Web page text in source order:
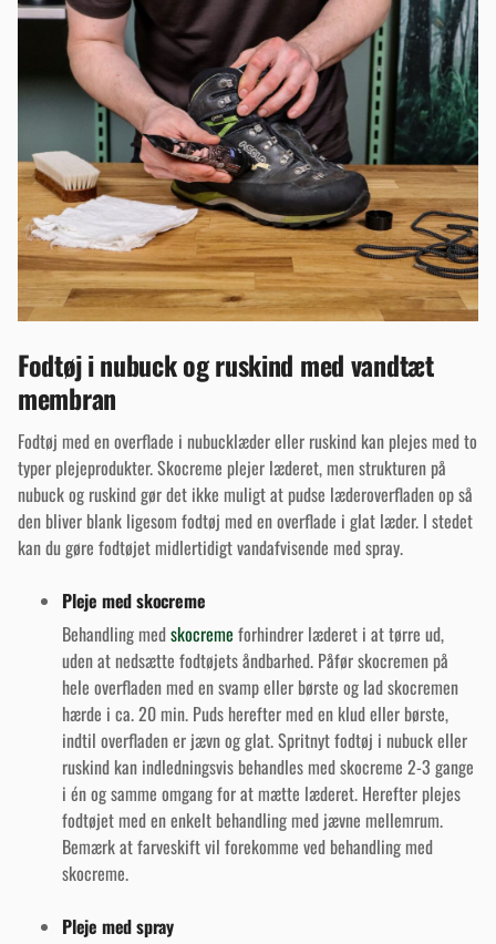
Fodtøj i nubuck og ruskind med vandtæt
membran
Fodtøj med en overflade i nubucklæder eller ruskind kan plejes med to
typer plejeprodukter. Skocreme plejer læderet, men strukturen på
nubuck og ruskind gør det ikke muligt at pudse læderoverfladen op så
den bliver blank ligesom fodtøj med en overflade i glat læder. I stedet
kan du gøre fodtøjet midlertidigt vandafvisende med spray.
Pleje med skocreme
Behandling medskocreme forhindrer læderet i at tørre ud,
uden at nedsætte fodtøjets åndbarhed. Påfør skocremen på
hele overfladen med en svamp eller børste og lad skocremen
hærde i ca. 20 min. Puds herefter med en klud eller børste,
indtil overfladen er jævn og glat. Spritnyt fodtøj i nubuck eller
ruskind kan indledningsvis behandles med skocreme 2-3 gange
i én og samme omgang for at mætte læderet. Herefter plejes
fodtøjet med en enkelt behandling med jævne mellemrum.
Bemærk at farveskift vil forekomme ved behandling med
skocreme.
Pleje med spray